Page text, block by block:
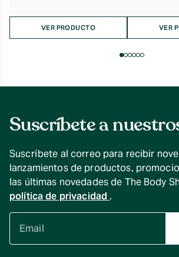
VER PRODUCTO VER
Suscríbete a
Suscríbete al correo para recibir
lanzamientos de productos,
las últimas novedades de The Body
política de privacidad .